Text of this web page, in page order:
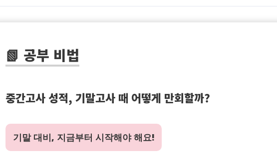
📗 공부 비법
중간고사 성적, 기말고사 때 어떻게 만회할까?
기말 대비, 지금부터 시작해야 해요!